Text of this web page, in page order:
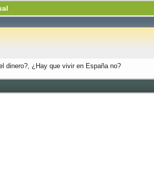
dinero?, ¿Hay que vivir en España no?